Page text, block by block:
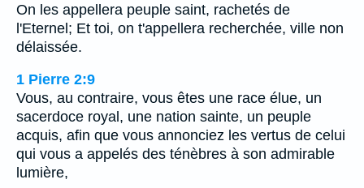
On les appellera peuple saint, rachetés de
l'Eternel; Et toi, on t'appellera recherchée, ville non
délaissée.
1 Pierre 2:9
Vous, au contraire, vous êtes une race élue, un
sacerdoce royal, une nation sainte, un peuple
acquis, afin que vous annonciez les vertus de celui
qui vous a appelés des ténèbres à son admirable
lumière,